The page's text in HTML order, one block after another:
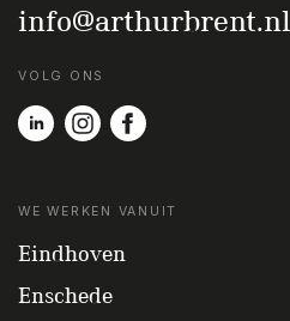
info@arthurbrent.nl
VOLG ONS
WE WERKEN VANUIT
Eindhoven
Enschede